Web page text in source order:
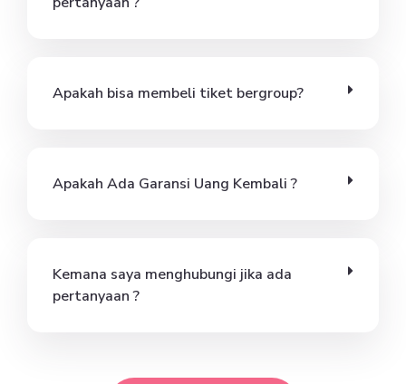
Apakah bisa membeli tiket bergroup?
Apakah Ada Garansi Uang Kembali ?
Kemana saya menghubungi jika ada
pertanyaan ?